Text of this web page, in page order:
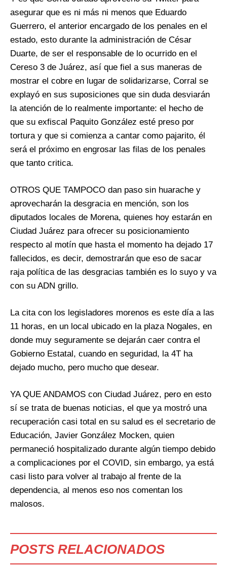
asegurar que es ni más ni menos que Eduardo
Guerrero, el anterior encargado de los penales en el
estado, esto durante la administración de César
Duarte, de ser el responsable de lo ocurrido en el
Cereso 3 de Juárez, así que fiel a sus maneras de
mostrar el cobre en lugar de solidarizarse, Corral se
explayó en sus suposiciones que sin duda desviarán
la atención de lo realmente importante: el hecho de
que su exfiscal Paquito González esté preso por
tortura y que si comienza a cantar como pajarito, él
será el próximo en engrosar las filas de los penales
que tanto critica.
OTROS QUE TAMPOCO dan paso sin huarache y
aprovecharán la desgracia en mención, son los
diputados locales de Morena, quienes hoy estarán en
Ciudad Juárez para ofrecer su posicionamiento
respecto al motín que hasta el momento ha dejado 17
fallecidos, es decir, demostrarán que eso de sacar
raja política de las desgracias también es lo suyo y va
con su ADN grillo.
La cita con los legisladores morenos es este día a las
11 horas, en un local ubicado en la plaza Nogales, en
donde muy seguramente se dejarán caer contra el
Gobierno Estatal, cuando en seguridad, la 4T ha
dejado mucho, pero mucho que desear.
YA QUE ANDAMOS con Ciudad Juárez, pero en esto
sí se trata de buenas noticias, el que ya mostró una
recuperación casi total en su salud es el secretario de
Educación, Javier González Mocken, quien
permaneció hospitalizado durante algún tiempo debido
a complicaciones por el COVID, sin embargo, ya está
casi listo para volver al trabajo al frente de la
dependencia, al menos eso nos comentan los
malosos.
POSTS RELACIONADOS